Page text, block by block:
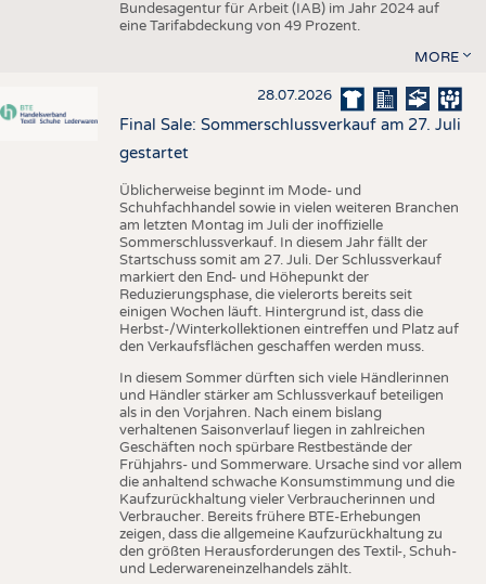
Bundesagentur für Arbeit (IAB) im Jahr 2024 auf
eine Tarifabdeckung von 49 Prozent.
MORE
28.07.2026
Final Sale: Sommerschlussverkauf am 27. Juli
gestartet
Üblicherweise beginnt im Mode- und
Schuhfachhandel sowie in vielen weiteren Branchen
am letzten Montag im Juli der inoffizielle
Sommerschlussverkauf. In diesem Jahr fällt der
Startschuss somit am 27. Juli. Der Schlussverkauf
markiert den End- und Höhepunkt der
Reduzierungsphase, die vielerorts bereits seit
einigen Wochen läuft. Hintergrund ist, dass die
Herbst-/Winterkollektionen eintreffen und Platz auf
den Verkaufsflächen geschaffen werden muss.
In diesem Sommer dürften sich viele Händlerinnen
und Händler stärker am Schlussverkauf beteiligen
als in den Vorjahren. Nach einem bislang
verhaltenen Saisonverlauf liegen in zahlreichen
Geschäften noch spürbare Restbestände der
Frühjahrs- und Sommerware. Ursache sind vor allem
die anhaltend schwache Konsumstimmung und die
Kaufzurückhaltung vieler Verbraucherinnen und
Verbraucher. Bereits frühere BTE-Erhebungen
zeigen, dass die allgemeine Kaufzurückhaltung zu
den größten Herausforderungen des Textil-, Schuh-
und Lederwareneinzelhandels zählt.